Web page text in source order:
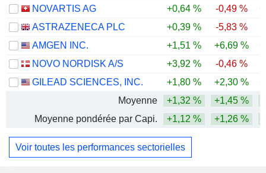
NOVARTIS AG
+0,64 % -0,49 %
ASTRAZENECA PLC
+0,39 % -5,83 %
AMGEN INC.
+1,51 % +6,69 %
NOVO NORDISK A/S
+3,92 % -0,46 %
GILEAD SCIENCES, INC.
+1,80 % +2,30 %
Moyenne
+1,32 % +1,45 %
Moyenne pondérée par Capi.
+1,12 % +1,26 %
Voir toutes les performances sectorielles